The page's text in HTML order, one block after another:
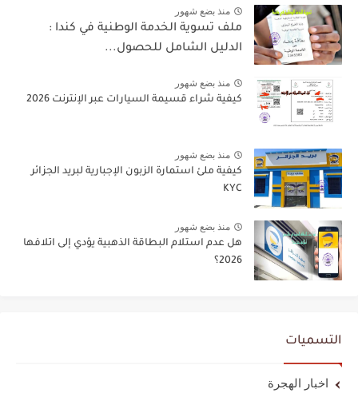
منذ بضع شهور
ملف تسوية الخدمة الوطنية في كندا :
الدليل الشامل للحصول...
منذ بضع شهور
كيفية شراء قسيمة السيارات عبر الإنترنت 2026
منذ بضع شهور
كيفية ملئ استمارة الزبون الإجبارية لبريد الجزائر
KYC
منذ بضع شهور
هل عدم استلام البطاقة الذهبية يؤدي إلى اتلافها
2026؟
التسميات
اخبار الهجرة